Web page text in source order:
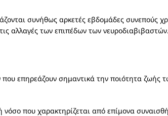
συνήθως αρκετές εβδομάδες συνεπούς
αλλαγές των επιπέδων των νευροδιαβιβαστών.
επηρεάζουν σημαντικά την ποιότητα ζωής
νόσο που χαρακτηρίζεται από επίμονα